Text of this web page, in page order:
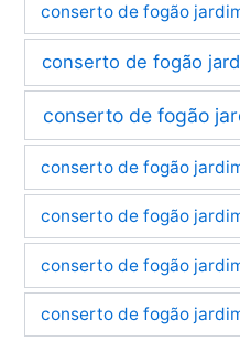
conserto de fogão
conserto de fogão
conserto de fogão
conserto de fogão
conserto de fogão
conserto de fogão
conserto de fogão